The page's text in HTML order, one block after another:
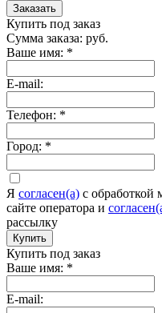
Заказать
Купить под заказ
Сумма заказа: руб.
Ваше имя: *
E-mail:
Телефон: *
Город: *
Я согласен(а) c обработкой
сайте оператора и
рассылку
Купить
Купить под заказ
Ваше имя: *
E-mail: